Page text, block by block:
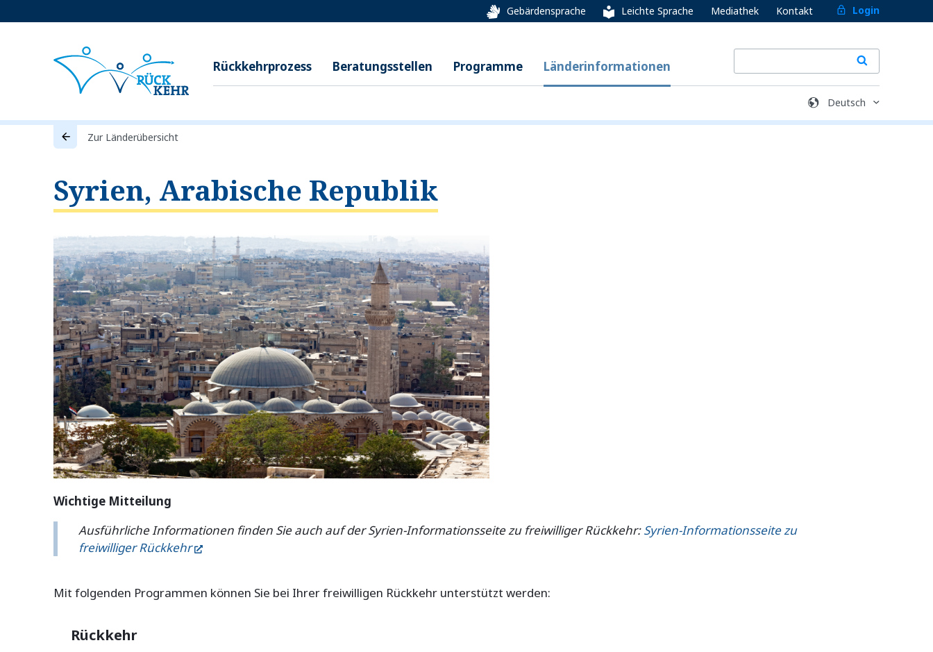
Gebärdensprache Leichte Sprache Mediathek Kontakt Login
Rückkehrprozess Beratungsstellen Programme Länderinformationen
Zur Länderübersicht
Syrien, Arabische Republik
Wichtige Mitteilung
Ausführliche Informationen finden Sie auch auf der Syrien-Informationsseite zu freiwilliger Rückkehr:Syrien-Informationsseite zu
freiwilliger Rückkehr
Mit folgenden Programmen können Sie bei Ihrer freiwilligen Rückkehr unterstützt werden:
Rückkehr